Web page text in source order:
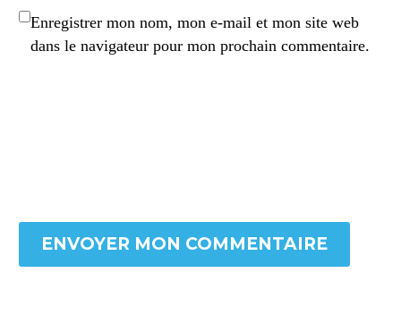
Enregistrer mon nom, mon e-mail et mon site web
dans le navigateur pour mon prochain commentaire.
ENVOYER MON COMMENTAIRE